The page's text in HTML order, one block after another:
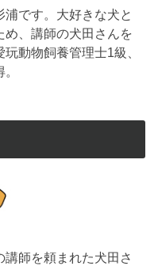
浦です。大好きな犬と
め、講師の犬田さんを
動物飼養管理士1級、
師を頼まれた犬田さ